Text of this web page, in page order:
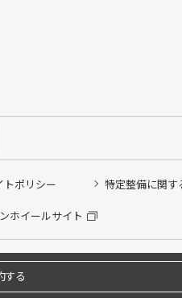
トポリシー 特定整備に関す
ホイールサイト
Co.,Ltd. All rights Reserved.
する